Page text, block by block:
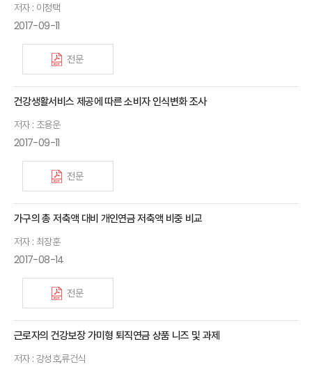
저자 : 이정택
2017-09-11
전문
건강생활서비스 제공에 따른 소비자 인식변화 조사
저자 : 조용운
2017-09-11
전문
가구의 총 저축액 대비 개인연금 저축액 비중 비교
저자 : 최장훈
2017-08-14
전문
근로자의 건강보장 가미형 퇴직연금 상품 니즈 및 과제
저자 : 강성호,류건식